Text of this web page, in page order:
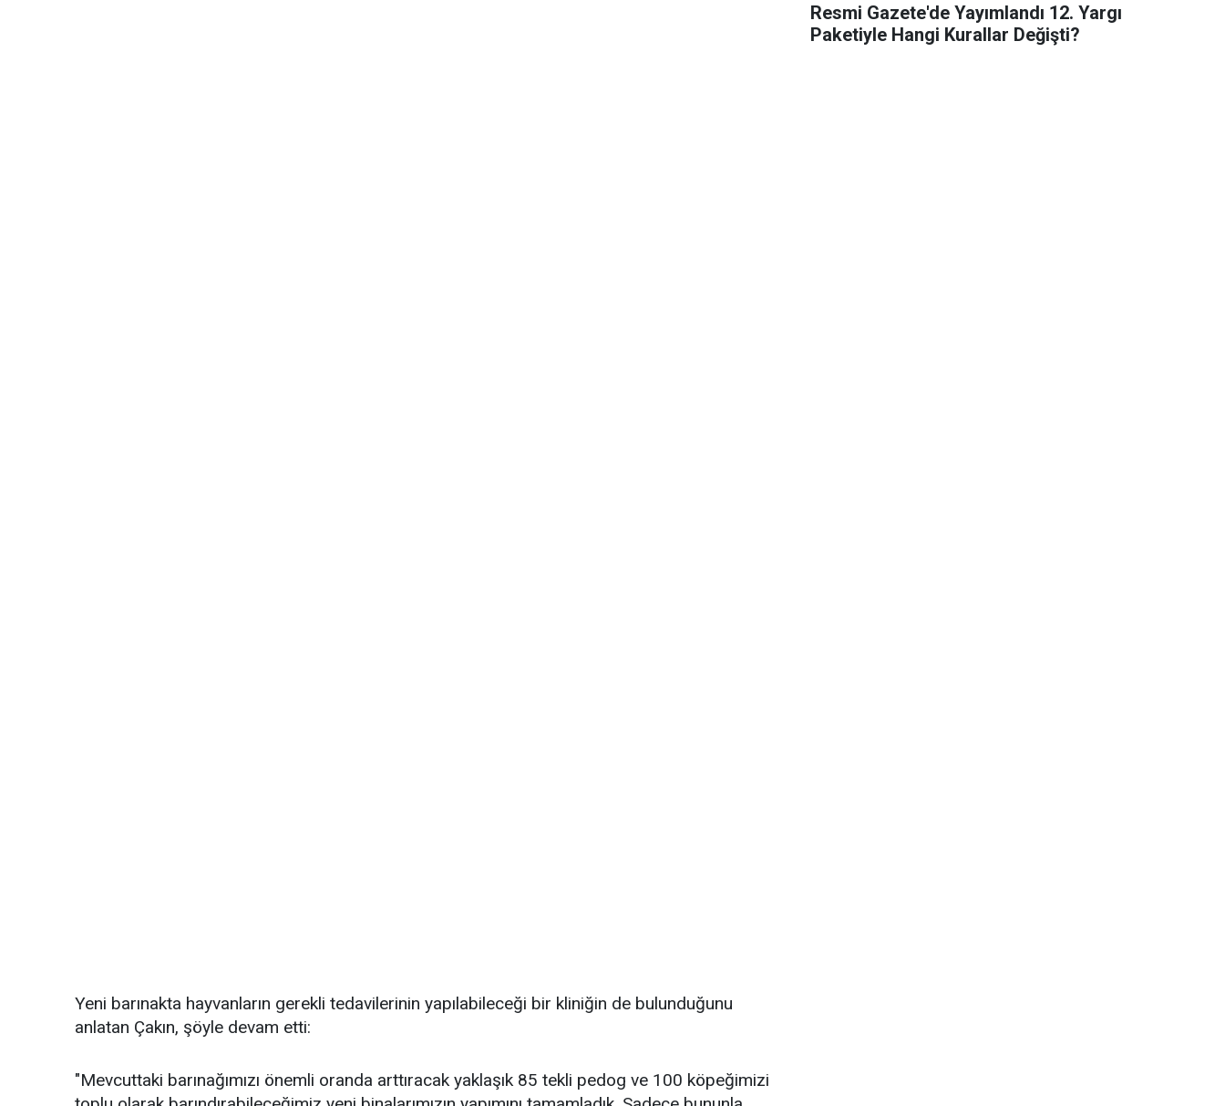
Yeni barınakta hayvanların gerekli tedavilerinin yapılabileceği bir kliniğin de bulunduğunu
anlatan Çakın, şöyle devam etti:
"Mevcuttaki barınağımızı önemli oranda arttıracak yaklaşık 85 tekli pedog ve 100 köpeğimizi
Resmi Gazete'de Yayımlandı 12. Yargı
Paketiyle Hangi Kurallar Değişti?